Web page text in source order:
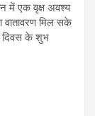
में एक वृक्ष अवश्य
मिल सके
दिवस के शुभ